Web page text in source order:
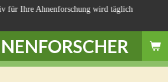
für Ihre Ahnenforschung wird täglich